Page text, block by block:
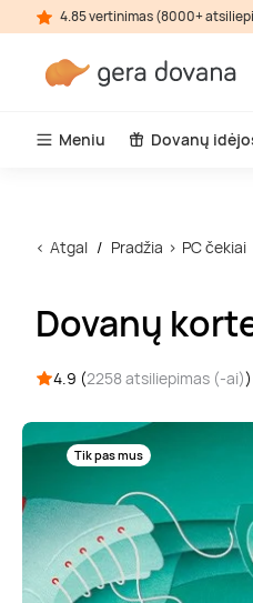
4.85 vertinimas (8000+
Meniu Dovanų
Atgal Pradžia PC čekiai
Dovanų
4.9 (2258 atsiliepimas (-ai))
Tik pas mus